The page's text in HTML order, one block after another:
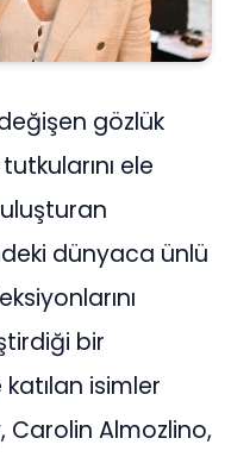
gözlük
ele
dünyaca ünlü
bir
isimler
Carolin Almozlino,